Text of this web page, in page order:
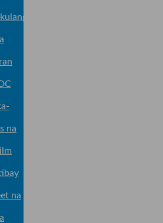
na
na